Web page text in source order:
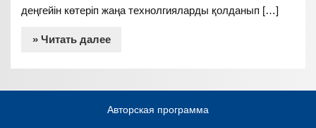
деңгейін көтеріп жаңа технолгияларды қолданып […]
» Читать далее
Авторская программа